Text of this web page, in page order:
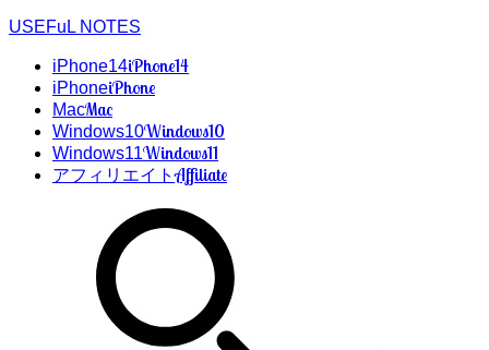
USEFuL NOTES
iPhone14iPhone14
iPhoneiPhone
MacMac
Windows10Windows10
Windows11Windows11
アフィリエイトAffiliate